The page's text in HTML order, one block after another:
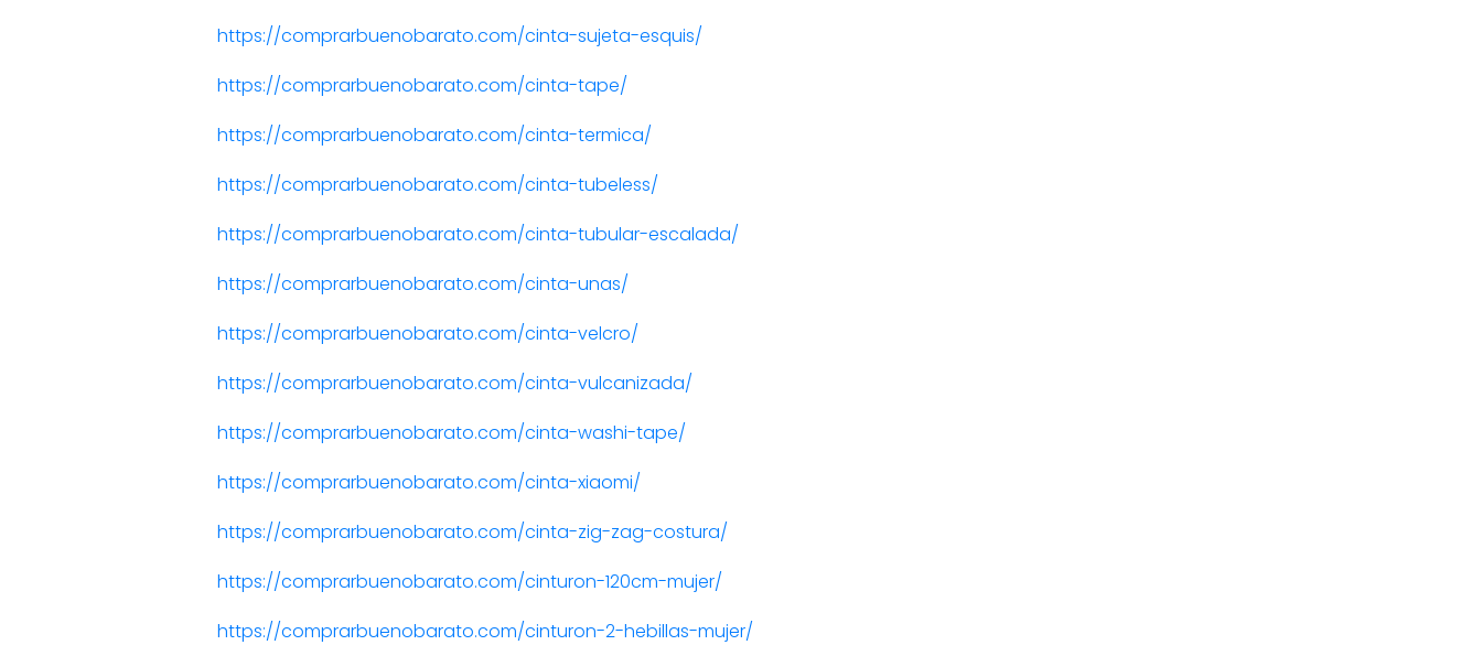
https://comprarbuenobarato.com/cinta-sujeta-esquis/
https://comprarbuenobarato.com/cinta-tape/
https://comprarbuenobarato.com/cinta-termica/
https://comprarbuenobarato.com/cinta-tubeless/
https://comprarbuenobarato.com/cinta-tubular-escalada/
https://comprarbuenobarato.com/cinta-unas/
https://comprarbuenobarato.com/cinta-velcro/
https://comprarbuenobarato.com/cinta-vulcanizada/
https://comprarbuenobarato.com/cinta-washi-tape/
https://comprarbuenobarato.com/cinta-xiaomi/
https://comprarbuenobarato.com/cinta-zig-zag-costura/
https://comprarbuenobarato.com/cinturon-120cm-mujer/
https://comprarbuenobarato.com/cinturon-2-hebillas-mujer/